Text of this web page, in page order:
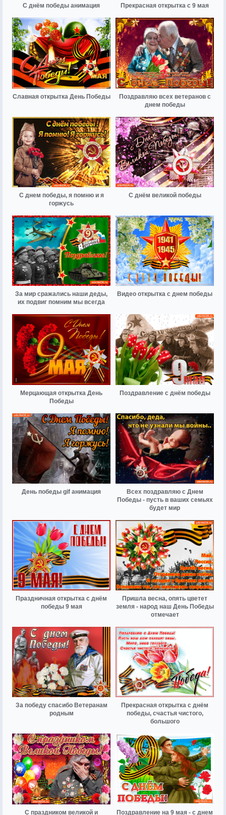
С днём победы анимация Прекрасная открытка с 9 мая
Славная открытка День Победы
Поздравляю всех ветеранов с
днем победы
С днем победы, я помню и я
горжусь
С днём великой победы
За мир сражались наши деды,
их подвиг помним мы всегда
Видео открытка с днем победы
Мерцающая открытка День
Победы
Поздравление с днём победы
День победы gif анимация
Всех поздравляю с Днем
Победы - пусть в ваших семьях
будет мир
Праздничная открытка с днём
победы 9 мая
Пришла весна, опять цветет
земля - народ наш День Победы
отмечает
За победу спасибо Ветеранам
родным
Прекрасная открытка с днём
победы, счастья чистого,
большого
С праздником великой и Поздравление на 9 мая - с днем